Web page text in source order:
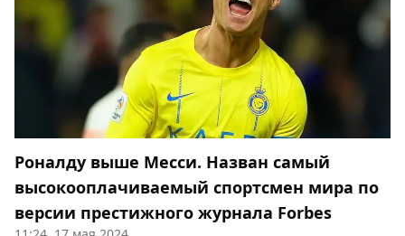
Роналду выше Месси. Назван самый
высокооплачиваемый спортсмен мира по
версии престижного журнала Forbes